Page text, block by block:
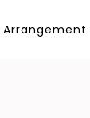
Arrangement